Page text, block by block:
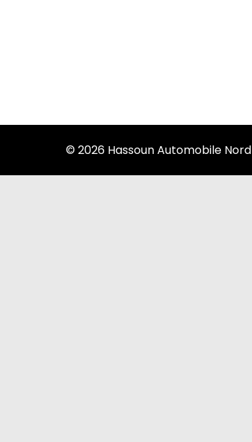
© 2026 Hassoun Automobile Nord